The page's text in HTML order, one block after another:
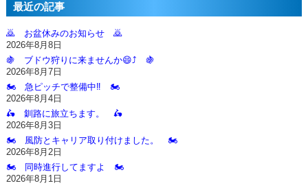
最近の記事
🙇‍ お盆休みのお知らせ 🙇‍
2026年8月8日
🍇 ブドウ狩りに来ませんか😄⤴️ 🍇
2026年8月7日
🏍️ 急ピッチで整備中‼️ 🏍️
2026年8月4日
🛵 釧路に旅立ちます。 🛵
2026年8月3日
🏍️ 風防とキャリア取り付けました。 🏍️
2026年8月2日
🏍️ 同時進行してますよ 🏍️
2026年8月1日